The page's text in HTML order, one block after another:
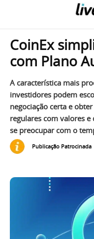
CoinEx
com Plano
A característica mais
investidores podem
negociação certa e
regulares com valores
se preocupar com o
Publicação Patrocinada